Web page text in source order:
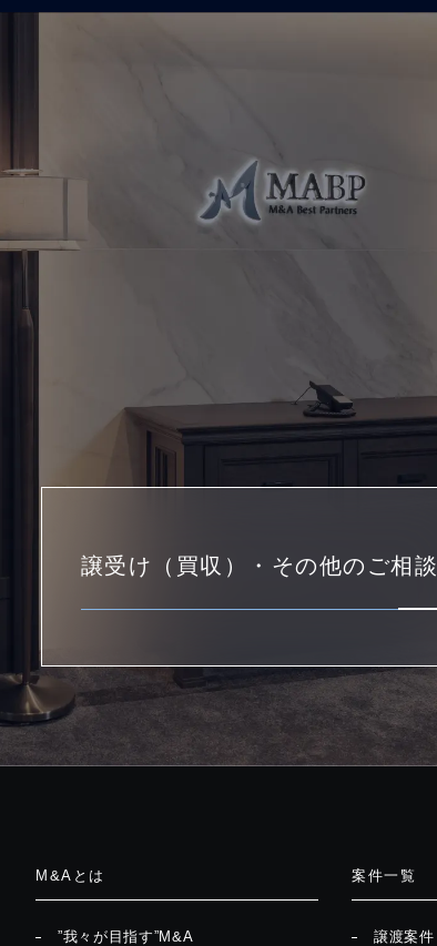
譲受け（買収）・その他のご相談
M&Aとは
”我々が目指す”M&A
案件一覧
譲渡案件